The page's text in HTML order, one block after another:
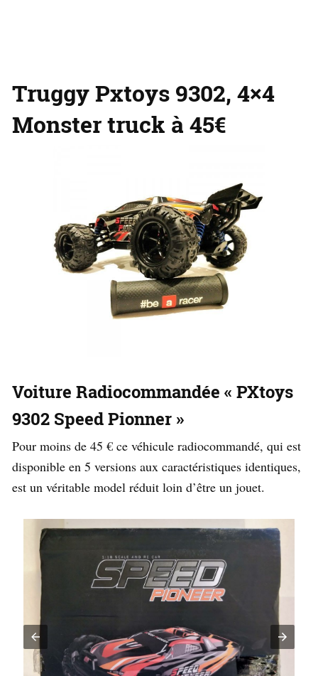
Truggy Pxtoys 9302, 4×4
Monster truck à 45€
Voiture Radiocommandée « PXtoys
9302 Speed Pionner »
Pour moins de 45 € ce véhicule radiocommandé, qui est
disponible en 5 versions aux caractéristiques identiques,
est un véritable model réduit loin d’être un jouet.